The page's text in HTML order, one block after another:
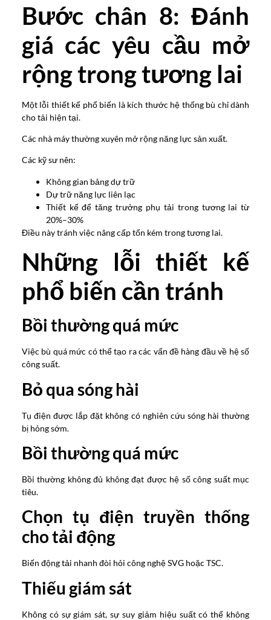
Bước chân 8: Đánh
giá các yêu cầu mở
rộng trong tương lai
Một lỗi thiết kế phổ biến là kích thước hệ thống bù chỉ dành
cho tải hiện tại.
Các nhà máy thường xuyên mở rộng năng lực sản xuất.
Các kỹ sư nên:
Không gian bảng dự trữ
Dự trữ năng lực liên lạc
Thiết kế để tăng trưởng phụ tải trong tương lai từ
20%–30%
Điều này tránh việc nâng cấp tốn kém trong tương lai.
Những lỗi thiết kế
phổ biến cần tránh
Bồi thường quá mức
Việc bù quá mức có thể tạo ra các vấn đề hàng đầu về hệ số
công suất.
Bỏ qua sóng hài
Tụ điện được lắp đặt không có nghiên cứu sóng hài thường
bị hỏng sớm.
Bồi thường quá mức
Bồi thường không đủ không đạt được hệ số công suất mục
tiêu.
Chọn tụ điện truyền thống
cho tải động
Biến động tải nhanh đòi hỏi công nghệ SVG hoặc TSC.
Thiếu giám sát
Không có sự giám sát, sự suy giảm hiệu suất có thể không